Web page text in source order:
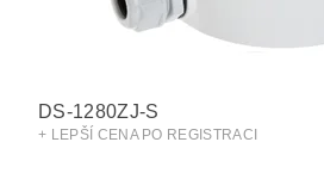
DS-1280ZJ-S
+ LEPŠÍ CENA PO REGISTRACI